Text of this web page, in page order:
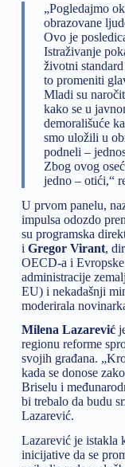
„Pogledajmo
obrazovane
Ovo je
Istraživanje
životni
to promeniti
Mladi su
kako se u
demorališuće
smo uložili u
podneli –
Zbog ovog
jedno – otići,“
U prvom panelu,
impulsa odozdo
su programska
i Gregor Virant,
OECD-a i
administracije
EU) i nekadašnji
moderirala
Milena Lazarević
regionu reforme
svojih građana.
kada se donose
Briselu i
bi trebalo da budu
Lazarević.
Lazarević je istakla
inicijative da se